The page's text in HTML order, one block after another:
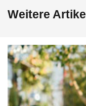
Weitere Artikel